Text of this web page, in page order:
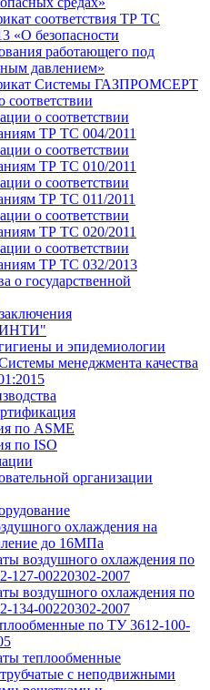
соответствия ТР ТС
«О безопасности
работающего под
давлением»
Системы ГАЗПРОМСЕРТ
соответствии
о соответствии
ТР ТС 004/2011
о соответствии
ТР ТС 010/2011
о соответствии
ТР ТС 011/2011
о соответствии
ТР ТС 020/2011
о соответствии
ТР ТС 032/2013
о государственной
и эпидемиологии
менеджмента качества
по ASME
по ISO
организации
охлаждения на
до 16МПа
воздушного охлаждения по
127-00220302-2007
воздушного охлаждения по
134-00220302-2007
по ТУ 3612-100-
теплообменные
с неподвижными